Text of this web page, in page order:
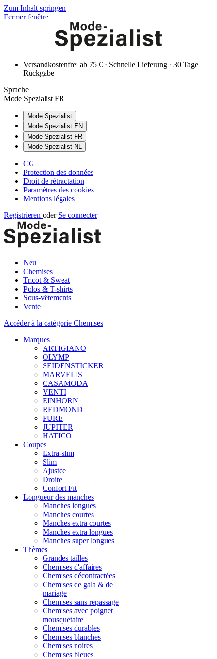
Zum Inhalt springen
Fermer fenêtre
Versandkostenfrei ab 75 € · Schnelle Lieferung · 30 Tage
Rückgabe
Sprache
Mode Spezialist FR
Mode Spezialist
Mode Spezialist EN
Mode Spezialist FR
Mode Spezialist NL
CG
Protection des données
Droit de rétractation
Paramètres des cookies
Mentions légales
Registrieren oder Se connecter
Neu
Chemises
Tricot & Sweat
Polos & T-shirts
Sous-vêtements
Vente
Accéder à la catégorie Chemises
Marques
ARTIGIANO
OLYMP
SEIDENSTICKER
MARVELIS
CASAMODA
VENTI
EINHORN
REDMOND
PURE
JUPITER
HATICO
Coupes
Extra-slim
Slim
Ajustée
Droite
Confort Fit
Longueur des manches
Manches longues
Manches courtes
Manches extra courtes
Manches extra longues
Manches super longues
Thèmes
Grandes tailles
Chemises d'affaires
Chemises décontractées
Chemises de gala & de
mariage
Chemises sans repassage
Chemises avec poignet
mousquetaire
Chemises durables
Chemises blanches
Chemises noires
Chemises bleues